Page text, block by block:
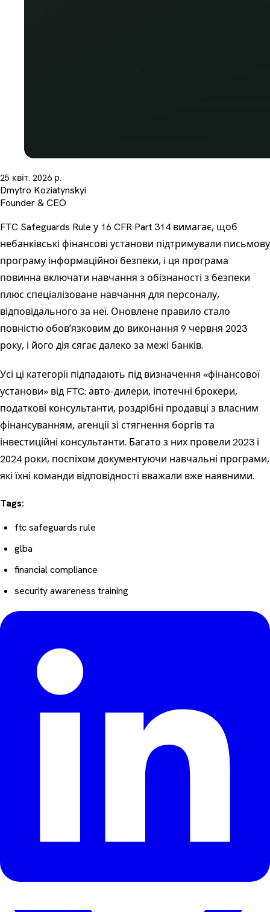
25 квіт. 2026 р.
Dmytro Koziatynskyi
Founder & CEO
FTC Safeguards Rule у 16 CFR Part 314 вимагає, щоб
небанківські фінансові установи підтримували письмову
програму інформаційної безпеки, і ця програма
повинна включати навчання з обізнаності з безпеки
плюс спеціалізоване навчання для персоналу,
відповідального за неї. Оновлене правило стало
повністю обовʼязковим до виконання 9 червня 2023
року, і його дія сягає далеко за межі банків.
Усі ці категорії підпадають під визначення «фінансової
установи» від FTC: авто-дилери, іпотечні брокери,
податкові консультанти, роздрібні продавці з власним
фінансуванням, агенції зі стягнення боргів та
інвестиційні консультанти. Багато з них провели 2023 і
2024 роки, поспіхом документуючи навчальні програми,
які їхні команди відповідності вважали вже наявними.
Tags:
ftc safeguards rule
glba
financial compliance
security awareness training